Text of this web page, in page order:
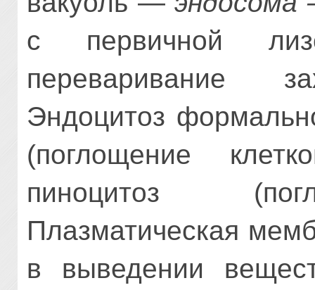
с первичной
переваривание
Эндоцитоз
(поглощение
пиноцитоз
Плазматическая
в выведении